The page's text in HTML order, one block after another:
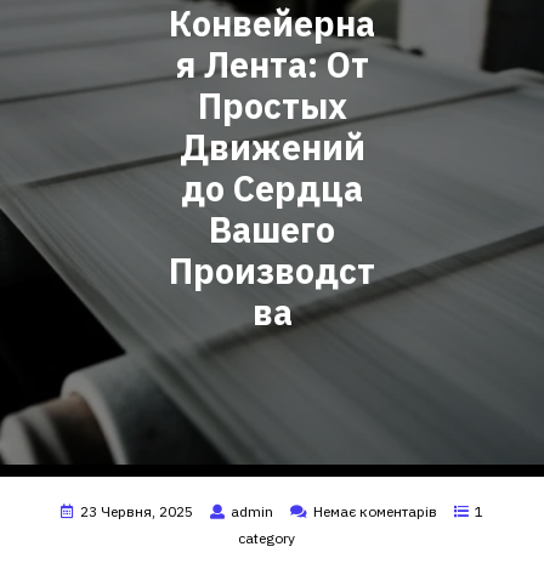
Конвейерна
я Лента: От
Простых
Движений
до Сердца
Вашего
Производст
ва
23 Червня, 2025 admin Немає коментарів
1
category